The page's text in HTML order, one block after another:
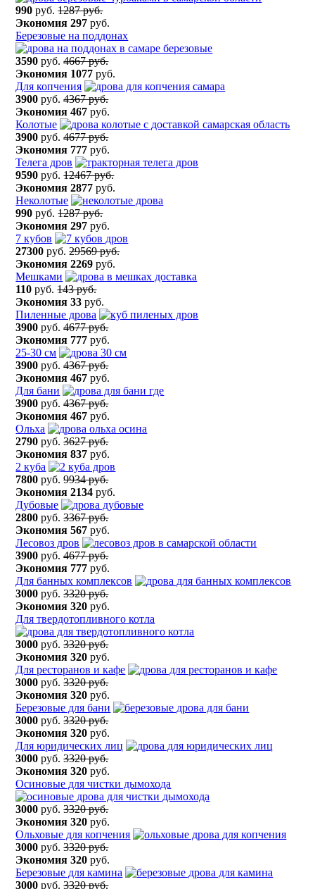
990 руб.1287 руб.
Экономия 297 руб.
Березовые на поддонах
3590 руб.4667 руб.
Экономия 1077 руб.
Для копчения
3900 руб.4367 руб.
Экономия 467 руб.
Колотые
3900 руб.4677 руб.
Экономия 777 руб.
Телега дров
9590 руб.12467 руб.
Экономия 2877 руб.
Неколотые
990 руб.1287 руб.
Экономия 297 руб.
7 кубов
27300 руб.29569 руб.
Экономия 2269 руб.
Мешками
110 руб.143 руб.
Экономия 33 руб.
Пиленные дрова
3900 руб.4677 руб.
Экономия 777 руб.
25-30 см
3900 руб.4367 руб.
Экономия 467 руб.
Для бани
3900 руб.4367 руб.
Экономия 467 руб.
Ольха
2790 руб.3627 руб.
Экономия 837 руб.
2 куба
7800 руб.9934 руб.
Экономия 2134 руб.
Дубовые
2800 руб.3367 руб.
Экономия 567 руб.
Лесовоз дров
3900 руб.4677 руб.
Экономия 777 руб.
Для банных комплексов
3000 руб.3320 руб.
Экономия 320 руб.
Для твердотопливного котла
3000 руб.3320 руб.
Экономия 320 руб.
Для ресторанов и кафе
3000 руб.3320 руб.
Экономия 320 руб.
Березовые для бани
3000 руб.3320 руб.
Экономия 320 руб.
Для юридических лиц
3000 руб.3320 руб.
Экономия 320 руб.
Осиновые для чистки дымохода
3000 руб.3320 руб.
Экономия 320 руб.
Ольховые для копчения
3000 руб.3320 руб.
Экономия 320 руб.
Березовые для камина
3000 руб.3320 руб.